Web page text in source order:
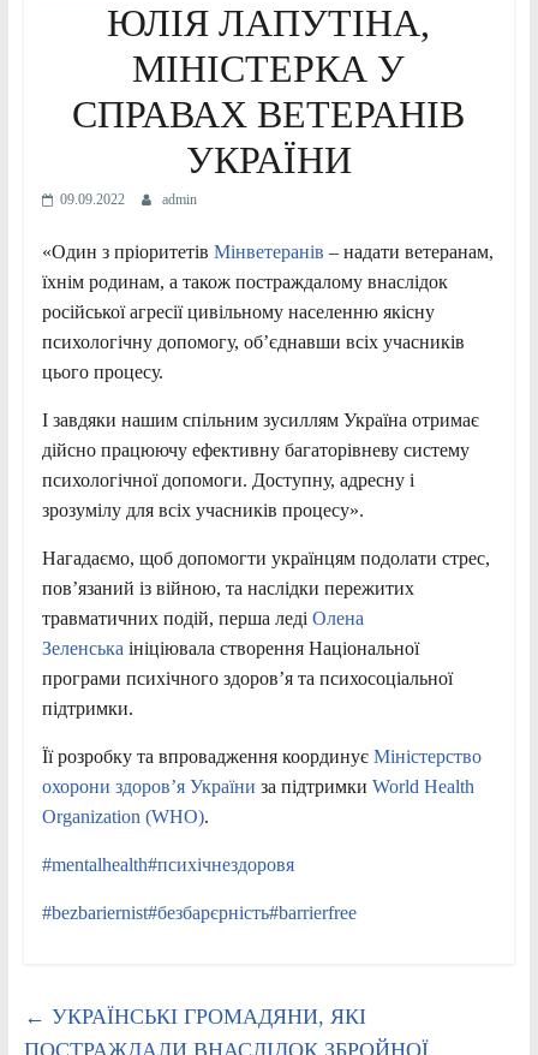
ЮЛІЯ ЛАПУТІНА,
МІНІСТЕРКА У
СПРАВАХ ВЕТЕРАНІВ
УКРАЇНИ
09.09.2022 admin
«Один з пріоритетів Мінветеранів – надати ветеранам,
їхнім родинам, а також постраждалому внаслідок
російської агресії цивільному населенню якісну
психологічну допомогу, об’єднавши всіх учасників
цього процесу.
І завдяки нашим спільним зусиллям Україна отримає
дійсно працюючу ефективну багаторівневу систему
психологічної допомоги. Доступну, адресну і
зрозумілу для всіх учасників процесу».
Нагадаємо, щоб допомогти українцям подолати стрес,
пов’язаний із війною, та наслідки пережитих
травматичних подій, перша леді Олена
Зеленська ініціювала створення Національної
програми психічного здоров’я та психосоціальної
підтримки.
Її розробку та впровадження координує Міністерство
охорони здоров’я України за підтримки World Health
Organization (WHO).
#mentalhealth#психічнездоровя
#bezbariernist#безбарєрність#barrierfree
← УКРАЇНСЬКІ ГРОМАДЯНИ, ЯКІ